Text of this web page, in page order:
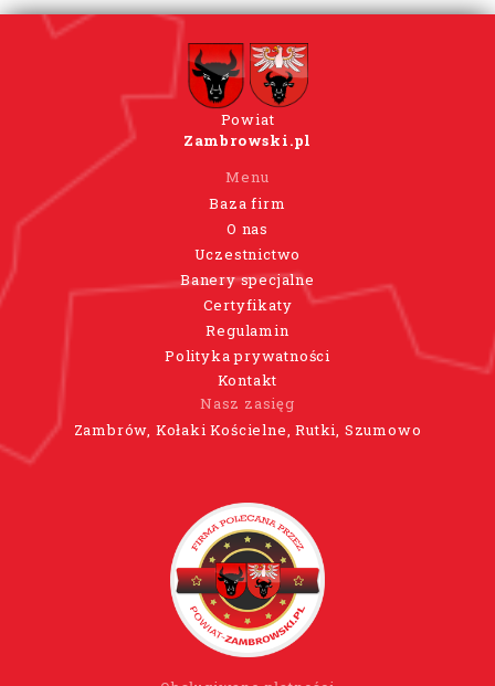
Powiat
Zambrowski.pl
Menu
Baza firm
O nas
Uczestnictwo
Banery specjalne
Certyfikaty
Regulamin
Polityka prywatności
Kontakt
Nasz zasięg
Zambrów, Kołaki Kościelne, Rutki, Szumowo